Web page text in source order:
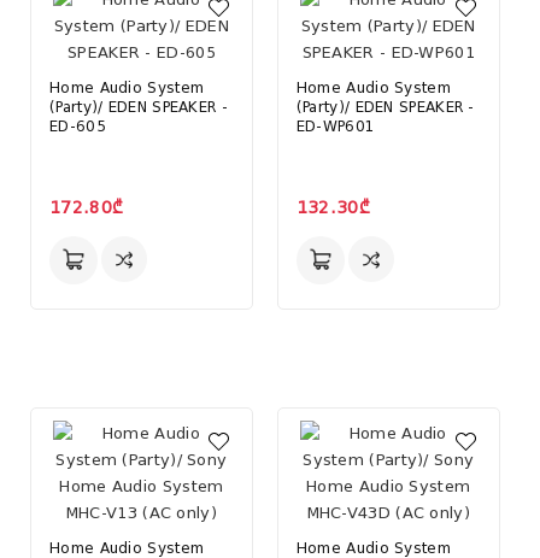
Home Audio System
(Party)/ EDEN SPEAKER -
ED-605
172.80₾
Home Audio System
(Party)/ EDEN SPEAKER -
ED-WP601
132.30₾
Home Audio System
Home Audio System